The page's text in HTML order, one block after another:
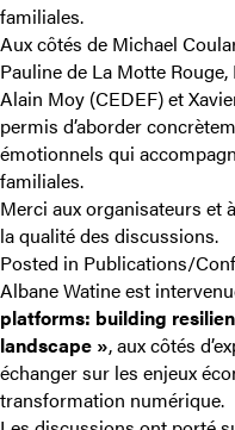
familiales.
Aux côtés de Michael
Pauline de La Motte
Alain Moy (CEDEF) et
permis d’aborder
émotionnels qui
familiales.
Merci aux organisateurs et
la qualité des discussions.
Posted in Publications/
Albane Watine est
platforms: building
landscape », aux côtés
échanger sur les enjeux
transformation numérique.